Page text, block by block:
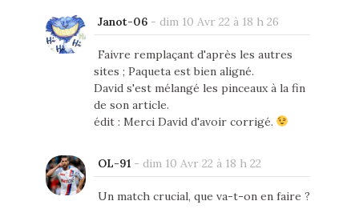
Janot-06- dim 10 Avr 22 à 18 h 26
Faivre remplaçant d'après les autres
sites ; Paqueta est bien aligné.
David s'est mélangé les pinceaux à la fin
de son article.
édit : Merci David d'avoir corrigé.
OL-91- dim 10 Avr 22 à 18 h 22
Un match crucial, que va-t-on en faire ?